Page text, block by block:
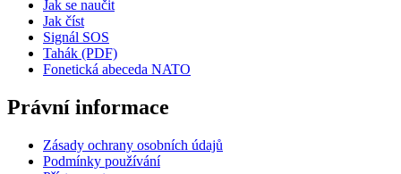
Jak se naučit
Jak číst
Signál SOS
Tahák (PDF)
Fonetická abeceda NATO
Právní informace
Zásady ochrany osobních údajů
Podmínky používání